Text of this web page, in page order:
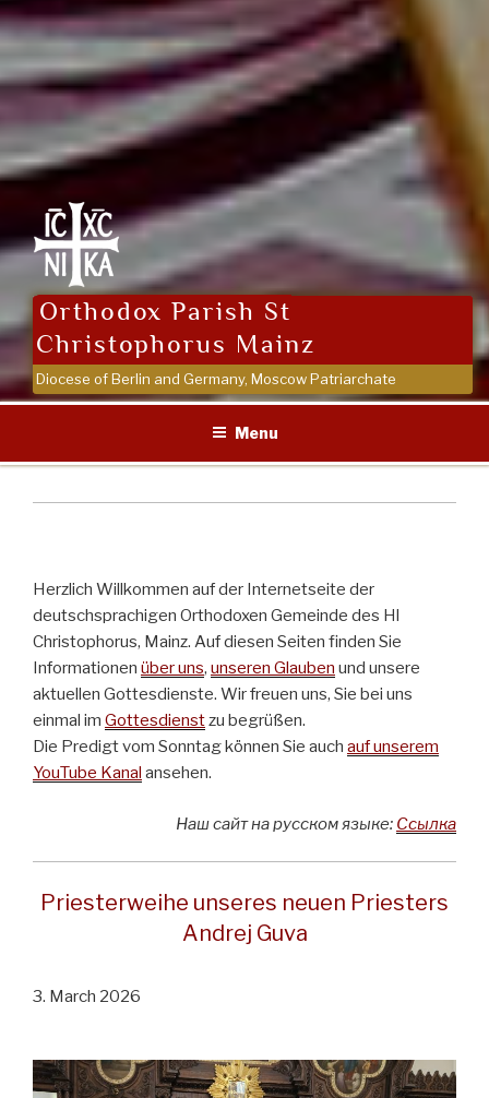
Orthodox Parish St
Christophorus Mainz
Diocese of Berlin and Germany, Moscow Patriarchate
Menu
Herzlich Willkommen auf der Internetseite der
deutschsprachigen Orthodoxen Gemeinde des Hl
Christophorus, Mainz. Auf diesen Seiten finden Sie
Informationen über uns, unseren Glauben und unsere
aktuellen Gottesdienste. Wir freuen uns, Sie bei uns
einmal im Gottesdienstzu begrüßen.
Die Predigt vom Sonntag können Sie auch auf unserem
YouTube Kanal ansehen.
Наш сайт на русском языке: Ссылка
Priesterweihe unseres neuen Priesters
Andrej Guva
3. March 2026